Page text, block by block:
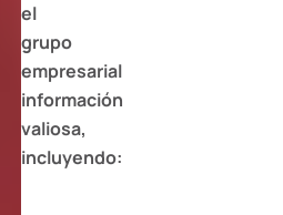
el
grupo
empresarial
información
valiosa,
incluyendo: